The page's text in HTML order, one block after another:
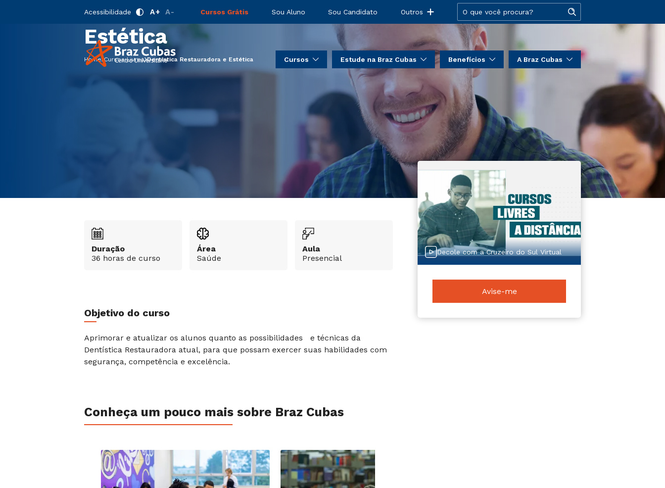
Acessibilidade A+ A- Cursos Grátis Sou Aluno Sou Candidato Outros
Cursos Estude na Braz Cubas Benefícios A Braz Cubas
Dentística Restauradora e
Estética
Home Cursos Livres Dentística Restauradora e Estética
Duração
36 horas de curso
Área
Saúde
Aula
Presencial
Objetivo do curso
Aprimorar e atualizar os alunos quanto as possibilidades e técnicas da
Dentística Restauradora atual, para que possam exercer suas habilidades com
segurança, competência e excelência.
Decole com a Cruzeiro do Sul Virtual
Avise-me
Conheça um pouco mais sobre Braz Cubas